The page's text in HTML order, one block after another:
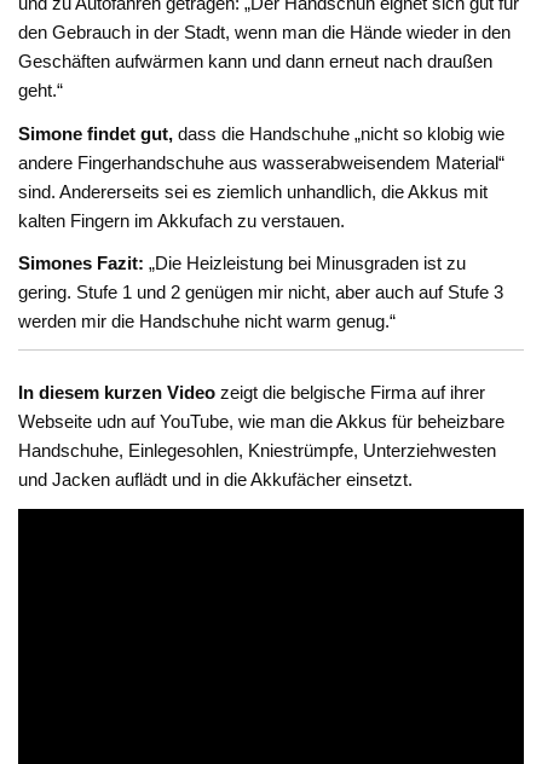
den Gebrauch in der Stadt, wenn man die Hände wieder in den
Geschäften aufwärmen kann und dann erneut nach draußen
geht.“
Simone findet gut, dass die Handschuhe „nicht so klobig wie
andere Fingerhandschuhe aus wasserabweisendem Material“
sind. Andererseits sei es ziemlich unhandlich, die Akkus mit
kalten Fingern im Akkufach zu verstauen.
Simones Fazit: „Die Heizleistung bei Minusgraden ist zu
gering. Stufe 1 und 2 genügen mir nicht, aber auch auf Stufe 3
werden mir die Handschuhe nicht warm genug.“
In diesem kurzen Video zeigt die belgische Firma auf ihrer
Webseite udn auf YouTube, wie man die Akkus für beheizbare
Handschuhe, Einlegesohlen, Kniestrümpfe, Unterziehwesten
und Jacken auflädt und in die Akkufächer einsetzt.